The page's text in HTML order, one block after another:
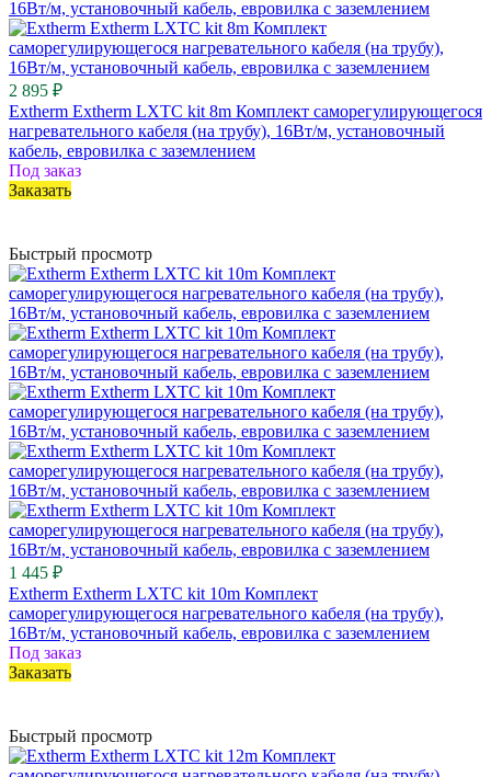
2 895 ₽
Extherm Extherm LXTC kit 8m Комплект саморегулирующегося
нагревательного кабеля (на трубу), 16Вт/м, установочный
кабель, евровилка с заземлением
Под заказ
Заказать
Быстрый просмотр
1 445 ₽
Extherm Extherm LXTC kit 10m Комплект
саморегулирующегося нагревательного кабеля (на трубу),
16Вт/м, установочный кабель, евровилка с заземлением
Под заказ
Заказать
Быстрый просмотр